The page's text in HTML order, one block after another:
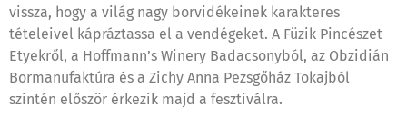
vissza, hogy a világ nagy borvidékeinek karakteres
tételeivel kápráztassa el a vendégeket. A Füzik Pincészet
Etyekről, a Hoffmann’s Winery Badacsonyból, az Obzidián
Bormanufaktúra és a Zichy Anna Pezsgőház Tokajból
szintén először érkezik majd a fesztiválra.